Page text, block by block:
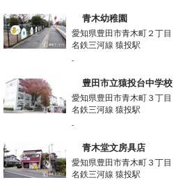
青木幼稚園
愛知県豊田市青木町２丁目
名鉄三河線 猿投駅
-
豊田市立猿投台中学校
愛知県豊田市青木町３丁目
名鉄三河線 猿投駅
-
青木堂文房具店
愛知県豊田市青木町３丁目
名鉄三河線 猿投駅